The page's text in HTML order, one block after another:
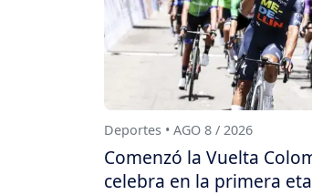
Deportes • AGO 8 / 2026
Comenzó la Vuelta
celebra en la primera